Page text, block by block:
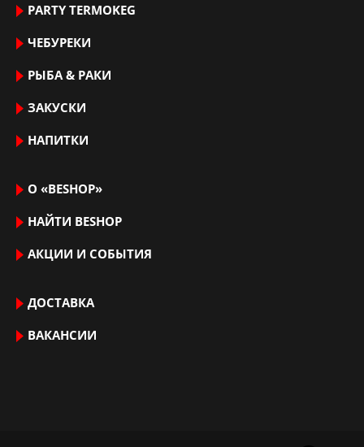
PARTY TERMOKEG
ЧЕБУРЕКИ
РЫБА & РАКИ
ЗАКУСКИ
НАПИТКИ
О «BESHOP»
НАЙТИ ВЕSHOP
АКЦИИ И СОБЫТИЯ
ДОСТАВКА
ВАКАНСИИ